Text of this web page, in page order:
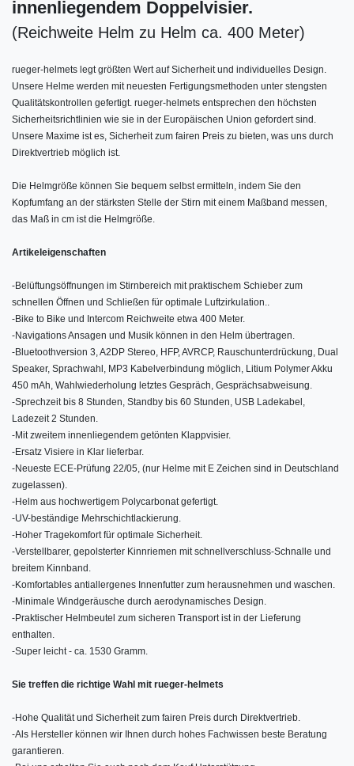
innenliegendem Doppelvisier.
(Reichweite Helm zu Helm ca. 400 Meter)
rueger-helmets legt größten Wert auf Sicherheit und individuelles Design.
Unsere Helme werden mit neuesten Fertigungsmethoden unter stengsten
Qualitätskontrollen gefertigt. rueger-helmets entsprechen den höchsten
Sicherheitsrichtlinien wie sie in der Europäischen Union gefordert sind.
Unsere Maxime ist es, Sicherheit zum fairen Preis zu bieten, was uns durch
Direktvertrieb möglich ist.
Die Helmgröße können Sie bequem selbst ermitteln, indem Sie den
Kopfumfang an der stärksten Stelle der Stirn mit einem Maßband messen,
das Maß in cm ist die Helmgröße.
Artikeleigenschaften
-Belüftungsöffnungen im Stirnbereich mit praktischem Schieber zum
schnellen Öffnen und Schließen für optimale Luftzirkulation..
-Bike to Bike und Intercom Reichweite etwa 400 Meter.
-Navigations Ansagen und Musik können in den Helm übertragen.
-Bluetoothversion 3, A2DP Stereo, HFP, AVRCP, Rauschunterdrückung, Dual
Speaker, Sprachwahl, MP3 Kabelverbindung möglich, Litium Polymer Akku
450 mAh, Wahlwiederholung letztes Gespräch, Gesprächsabweisung.
-Sprechzeit bis 8 Stunden, Standby bis 60 Stunden, USB Ladekabel,
Ladezeit 2 Stunden.
-Mit zweitem innenliegendem getönten Klappvisier.
-Ersatz Visiere in Klar lieferbar.
-Neueste ECE-Prüfung 22/05, (nur Helme mit E Zeichen sind in Deutschland
zugelassen).
-Helm aus hochwertigem Polycarbonat gefertigt.
-UV-beständige Mehrschichtlackierung.
-Hoher Tragekomfort für optimale Sicherheit.
-Verstellbarer, gepolsterter Kinnriemen mit schnellverschluss-Schnalle und
breitem Kinnband.
-Komfortables antiallergenes Innenfutter zum herausnehmen und waschen.
-Minimale Windgeräusche durch aerodynamisches Design.
-Praktischer Helmbeutel zum sicheren Transport ist in der Lieferung
enthalten.
-Super leicht - ca. 1530 Gramm.
Sie treffen die richtige Wahl mit rueger-helmets
-Hohe Qualität und Sicherheit zum fairen Preis durch Direktvertrieb.
-Als Hersteller können wir Ihnen durch hohes Fachwissen beste Beratung
garantieren.